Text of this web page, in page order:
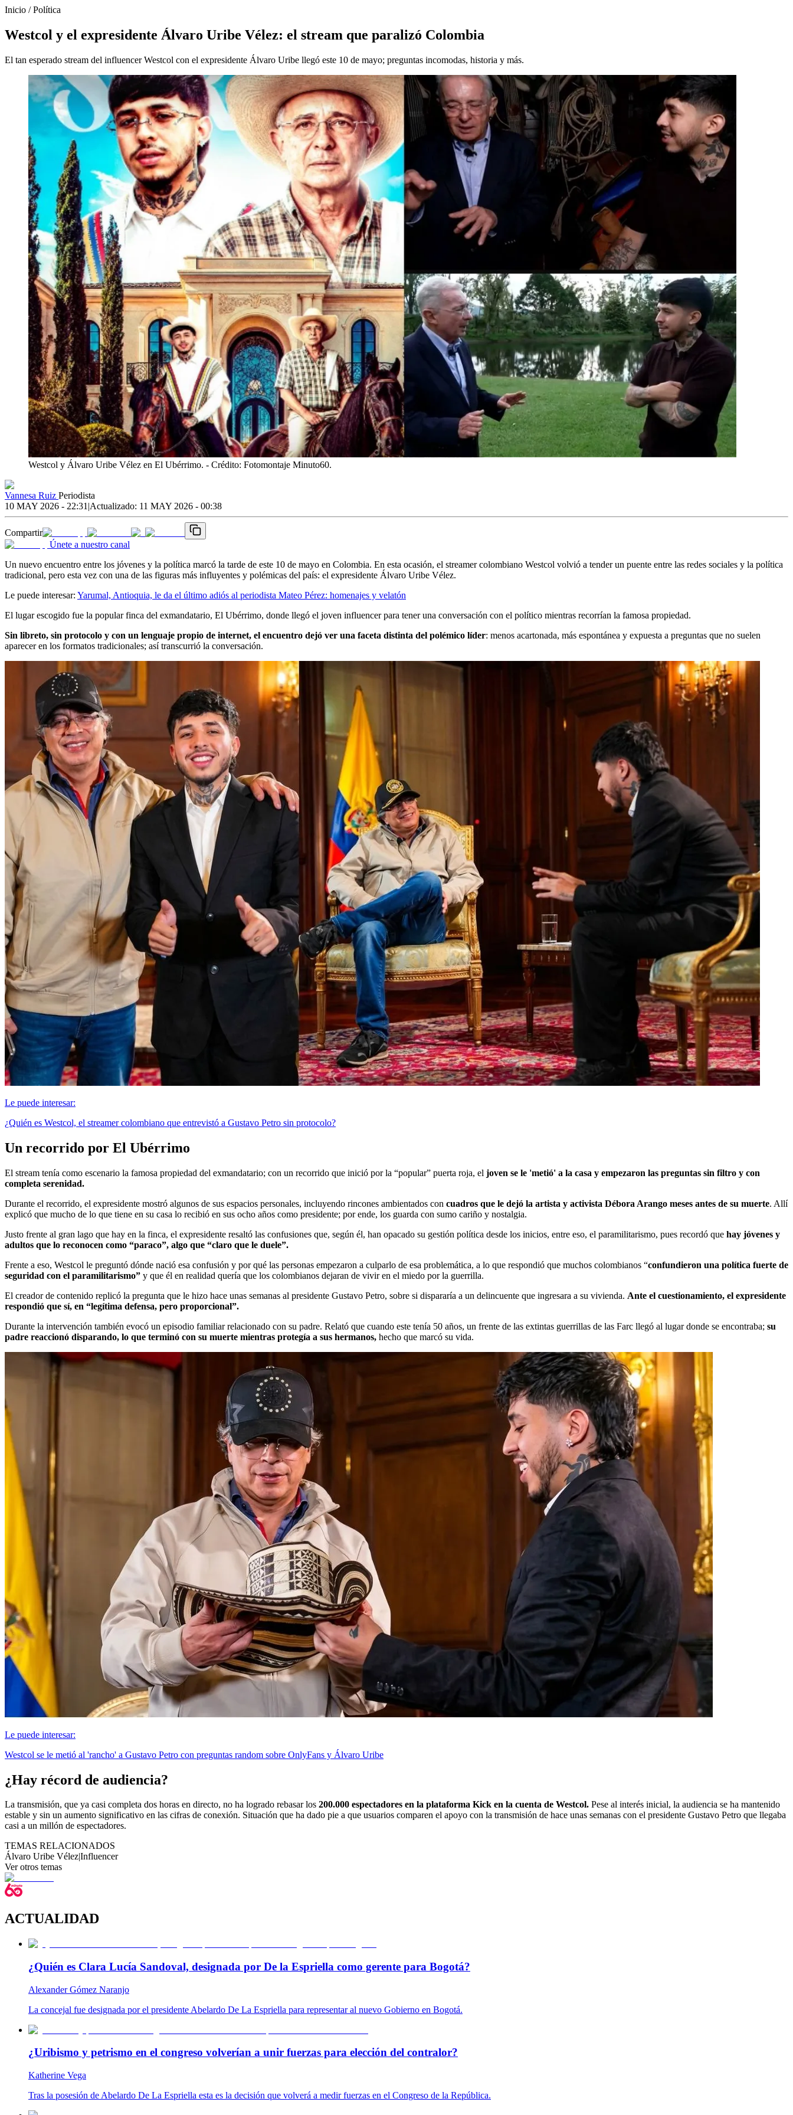
Inicio /Política
Westcol y el expresidente Álvaro Uribe Vélez: el stream que paralizó Colombia
El tan esperado stream del influencer Westcol con el expresidente Álvaro Uribe llegó este 10 de mayo; preguntas incomodas, historia y más.
Westcol y Álvaro Uribe Vélez en El Ubérrimo. - Crédito: Fotomontaje Minuto60.
Vannesa Ruiz Periodista
10 MAY 2026 - 22:31 |Actualizado: 11 MAY 2026 - 00:38
Compartir
Únete a nuestro canal
Un nuevo encuentro entre los jóvenes y la política marcó la tarde de este 10 de mayo en Colombia. En esta ocasión, el streamer colombiano Westcol volvió a tender un puente entre las redes sociales y la política
tradicional, pero esta vez con una de las figuras más influyentes y polémicas del país: el expresidente Álvaro Uribe Vélez.
Le puede interesar: Yarumal, Antioquia, le da el último adiós al periodista Mateo Pérez: homenajes y velatón
El lugar escogido fue la popular finca del exmandatario, El Ubérrimo, donde llegó el joven influencer para tener una conversación con el político mientras recorrían la famosa propiedad.
Sin libreto, sin protocolo y con un lenguaje propio de internet, el encuentro dejó ver una faceta distinta del polémico líder: menos acartonada, más espontánea y expuesta a preguntas que no suelen
aparecer en los formatos tradicionales; así transcurrió la conversación.
Le puede interesar:
¿Quién es Westcol, el streamer colombiano que entrevistó a Gustavo Petro sin protocolo?
Un recorrido por El Ubérrimo
El stream tenía como escenario la famosa propiedad del exmandatario; con un recorrido que inició por la “popular” puerta roja, el joven se le 'metió' a la casa y empezaron las preguntas sin filtro y con
completa serenidad.
Durante el recorrido, el expresidente mostró algunos de sus espacios personales, incluyendo rincones ambientados con cuadros que le dejó la artista y activista Débora Arango meses antes de su muerte. Allí
explicó que mucho de lo que tiene en su casa lo recibió en sus ocho años como presidente; por ende, los guarda con sumo cariño y nostalgia.
Justo frente al gran lago que hay en la finca, el expresidente resaltó las confusiones que, según él, han opacado su gestión política desde los inicios, entre eso, el paramilitarismo, pues recordó que hay jóvenes y
adultos que lo reconocen como “paraco”, algo que “claro que le duele”.
Frente a eso, Westcol le preguntó dónde nació esa confusión y por qué las personas empezaron a culparlo de esa problemática, a lo que respondió que muchos colombianos “confundieron una política fuerte de
seguridad con el paramilitarismo” y que él en realidad quería que los colombianos dejaran de vivir en el miedo por la guerrilla.
El creador de contenido replicó la pregunta que le hizo hace unas semanas al presidente Gustavo Petro, sobre si dispararía a un delincuente que ingresara a su vivienda. Ante el cuestionamiento, el expresidente
respondió que sí, en “legítima defensa, pero proporcional”.
Durante la intervención también evocó un episodio familiar relacionado con su padre. Relató que cuando este tenía 50 años, un frente de las extintas guerrillas de las Farc llegó al lugar donde se encontraba; su
padre reaccionó disparando, lo que terminó con su muerte mientras protegía a sus hermanos, hecho que marcó su vida.
Le puede interesar:
Westcol se le metió al 'rancho' a Gustavo Petro con preguntas random sobre OnlyFans y Álvaro Uribe
¿Hay récord de audiencia?
La transmisión, que ya casi completa dos horas en directo, no ha logrado rebasar los 200.000 espectadores en la plataforma Kick en la cuenta de Westcol. Pese al interés inicial, la audiencia se ha mantenido
estable y sin un aumento significativo en las cifras de conexión. Situación que ha dado pie a que usuarios comparen el apoyo con la transmisión de hace unas semanas con el presidente Gustavo Petro que llegaba
casi a un millón de espectadores.
TEMAS RELACIONADOS
Álvaro Uribe Vélez|Influencer
Ver otros temas
ACTUALIDAD
¿Quién es Clara Lucía Sandoval, designada por De la Espriella como gerente para Bogotá?
Alexander Gómez Naranjo
La concejal fue designada por el presidente Abelardo De La Espriella para representar al nuevo Gobierno en Bogotá.
¿Uribismo y petrismo en el congreso volverían a unir fuerzas para elección del contralor?
Katherine Vega
Tras la posesión de Abelardo De La Espriella esta es la decisión que volverá a medir fuerzas en el Congreso de la República.